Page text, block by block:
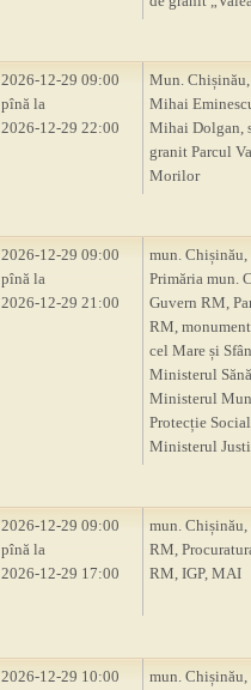
2026-12-29 09:00
pînă la
2026-12-29 22:00
Mun.
Mihai
Mihai Dolgan,
granit Parcul
Morilor
2026-12-29 09:00
pînă la
2026-12-29 21:00
mun.
Primăria mun.
Guvern RM,
RM,
cel Mare și
Ministerul
Ministerul
Protecție
Ministerul
2026-12-29 09:00
pînă la
2026-12-29 17:00
mun. Chișinău,
RM,
RM, IGP, MAI
2026-12-29 10:00
mun. Chișinău,